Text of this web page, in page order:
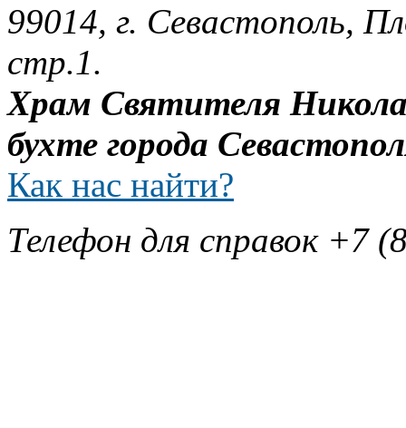
99014, г. Севастополь,
стр.1.
Храм Святителя
бухте города
Как нас найти?
Телефон для справок +7